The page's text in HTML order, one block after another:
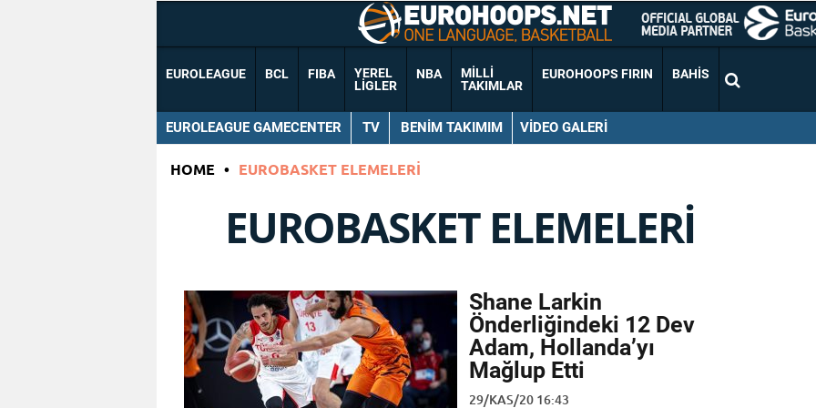
EUROLEAGUE BCL FIBA
YEREL
LIGLER
NBA
MILLI
TAKIMLAR
EUROHOOPS FIRIN BAHIS
EUROLEAGUE GAMECENTER TV BENIM TAKIMIM VIDEO GALERI
HOME • EUROBASKET ELEMELERI
EUROBASKET ELEMELERI
Shane Larkin
Önderliğindeki 12 Dev
Adam, Hollanda’yı
Mağlup Etti
29/KAS/20 16:43